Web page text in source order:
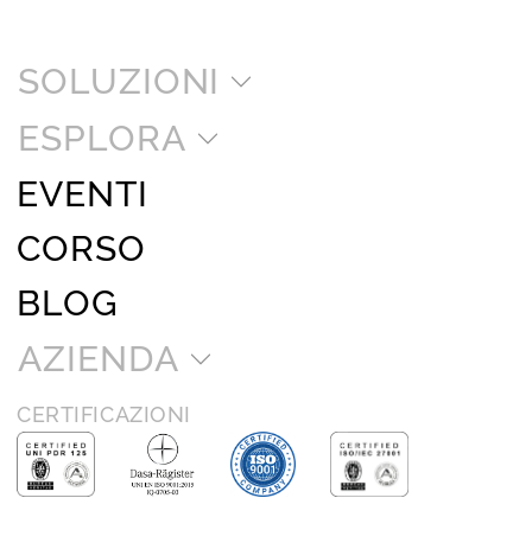
SOLUZIONI
ESPLORA
EVENTI
CORSO
BLOG
AZIENDA
CERTIFICAZIONI